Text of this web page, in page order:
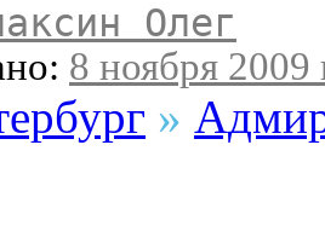
Олег
8 ноября 2009
»